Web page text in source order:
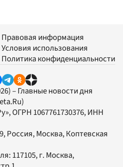
Правовая информация
Условия использования
Политика конфиденциальности
– Главные новости дня
, ОГРН 1067761730376, ИНН
Россия, Москва, Коптевская
117105, г. Москва,